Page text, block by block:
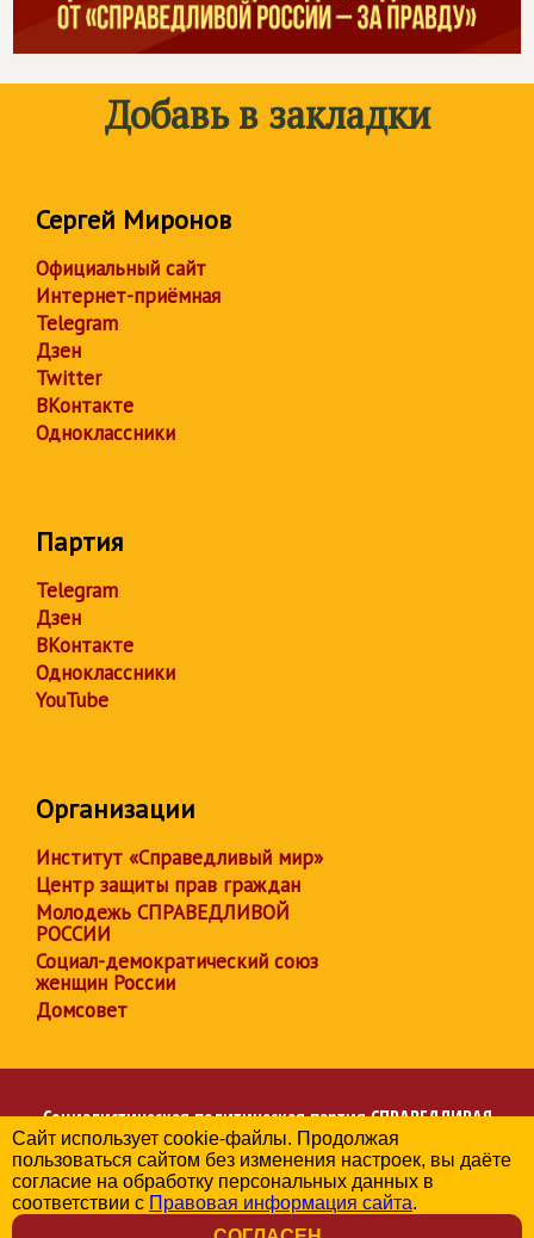
Добавь в закладки
Сергей Миронов
Официальный сайт
Интернет-приёмная
Telegram
Дзен
Twitter
ВКонтакте
Одноклассники
Партия
Telegram
Дзен
ВКонтакте
Одноклассники
YouTube
Организации
Институт «Справедливый мир»
Центр защиты прав граждан
Молодежь СПРАВЕДЛИВОЙ
РОССИИ
Социал-демократический союз
женщин России
Домсовет
Социалистическая политическая партияСПРАВЕДЛИВАЯ
РОССИЯ
Региональное отделение партии в Калужской области
© 2006-2026
Политика в отношении обработки персональных данных
Сайт использует cookie-файлы. Продолжая
пользоваться сайтом без изменения настроек, вы даёте
согласие на обработку персональных данных в
соответствии с Правовая информация сайта.